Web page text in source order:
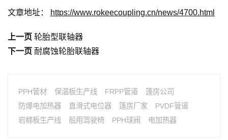
文章地址： https://www.rokeecoupling.cn/news/4700.html
上一页 轮胎型联轴器
下一页 耐腐蚀轮胎联轴器
PPH管材 保温板生产线 FRPP管道
篷房公司
防爆电加热器
直滑式电位器 篷房厂家
PVDF管道
岩棉板生产线
船用驾驶椅 PPH球阀 电加热器